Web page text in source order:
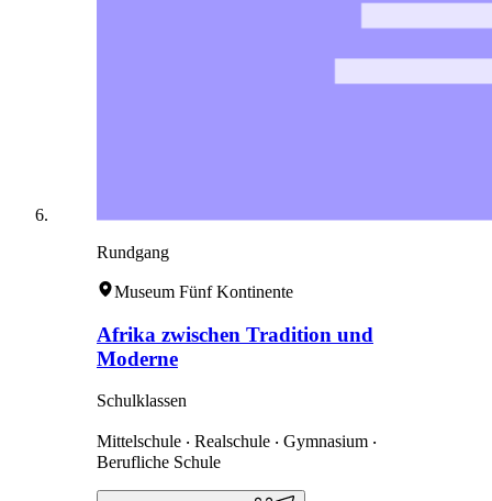
Rundgang
Museum Fünf Kontinente
Afrika zwischen Tradition und
Moderne
Schulklassen
Mittelschule ‧ Realschule ‧ Gymnasium ‧
Berufliche Schule